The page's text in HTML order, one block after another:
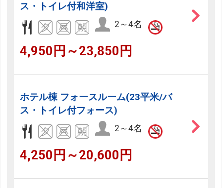
ス・トイレ付和洋室)
2～4名
4,950円～23,850円
ホテル棟 フォースルーム(23平米/バ
ス・トイレ付フォース)
2～4名
4,250円～20,600円